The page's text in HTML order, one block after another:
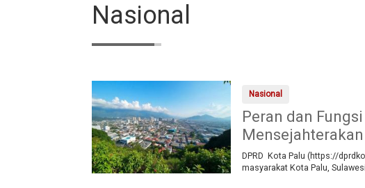
Nasional
Nasional
Peran dan
DPRD Kota Palu (https://
masyarakat Kota Palu,